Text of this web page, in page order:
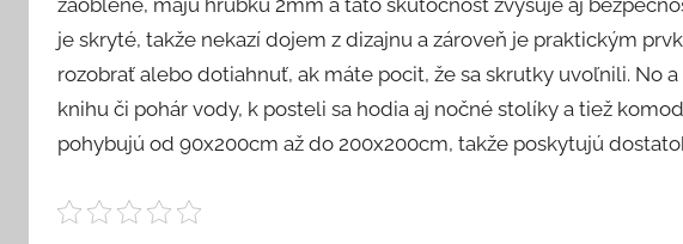
je skryté, takže nekazí dojem z dizajnu a zároveň je praktickým
rozobrať alebo dotiahnuť, ak máte pocit, že sa skrutky uvoľnili. No
knihu či pohár vody, k posteli sa hodia aj nočné stolíky a tiež
pohybujú od 90x200cm až do 200x200cm, takže poskytujú